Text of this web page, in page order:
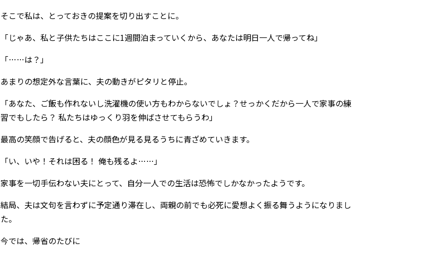
そこで私は、とっておきの提案を切り出すことに。
「じゃあ、私と子供たちはここに1週間泊まっていくから、あなたは明日一人で帰ってね」
「……は？」
あまりの想定外な言葉に、夫の動きがピタリと停止。
「あなた、ご飯も作れないし洗濯機の使い方もわからないでしょ？せっかくだから一人で家事の練
習でもしたら？ 私たちはゆっくり羽を伸ばさせてもらうわ」
最高の笑顔で告げると、夫の顔色が見る見るうちに青ざめていきます。
「い、いや！それは困る！ 俺も残るよ……」
家事を一切手伝わない夫にとって、自分一人での生活は恐怖でしかなかったようです。
結局、夫は文句を言わずに予定通り滞在し、両親の前でも必死に愛想よく振る舞うようになりまし
た。
今では、帰省のたびに